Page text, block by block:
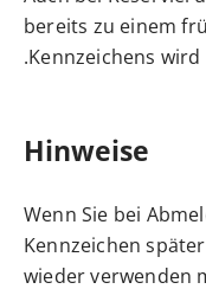
bereits zu einem
Kennzeichens
Hinweise
Wenn Sie bei
Kennzeichen
wieder verwenden